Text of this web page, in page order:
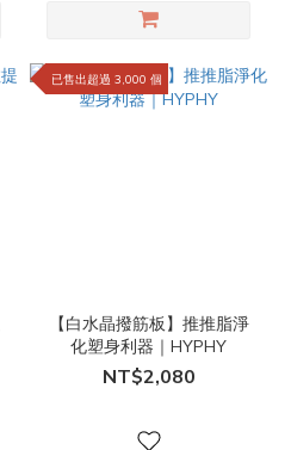
已售出超過 3,000 個
【白水晶撥筋板】推推脂淨
化塑身利器｜HYPHY
NT$2,080